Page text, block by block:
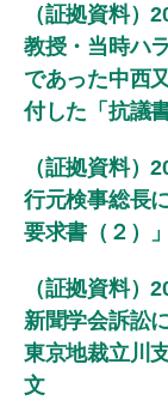
（証拠資料）
教授・当時ハ
であった中西
付した「抗議
（証拠資料）
行元検事総長
要求書（２）
（証拠資料）
新聞学会訴訟
東京地裁立川
文